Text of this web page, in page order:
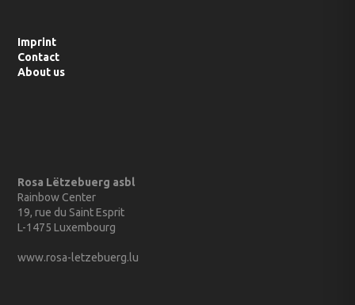
Imprint
Contact
About us
Rosa Lëtzebuerg asbl
Rainbow Center
19, rue du Saint Esprit
L-1475 Luxembourg
www.rosa-letzebuerg.lu